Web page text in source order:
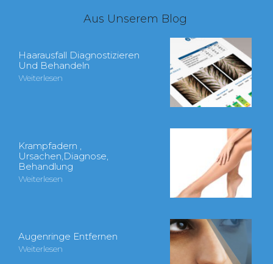
Aus Unserem Blog
Haarausfall Diagnostizieren
Und Behandeln
Weiterlesen
Krampfadern ,
Ursachen,Diagnose,
Behandlung
Weiterlesen
Augenringe Entfernen
Weiterlesen